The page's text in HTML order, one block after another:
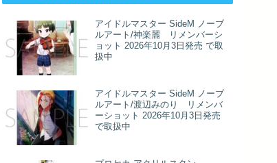
アイドルマスター SideM ノーブ
ルアート/神楽麗 リメンバーシ
ョット 2026年10月3日発売 で取
扱中
アイドルマスター SideM ノーブ
ルアート/渡辺みのり リメンバ
ーショット 2026年10月3日発売
で取扱中